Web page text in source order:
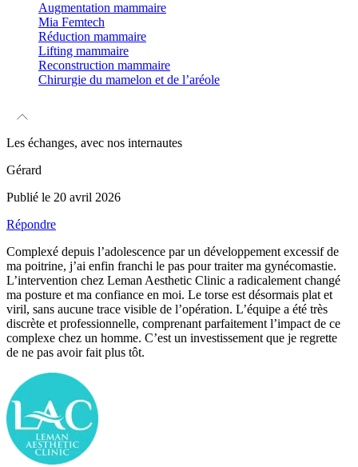
Augmentation mammaire
Mia Femtech
Réduction mammaire
Lifting mammaire
Reconstruction mammaire
Chirurgie du mamelon et de l’aréole
Les échanges, avec nos internautes
Gérard
Publié le 20 avril 2026
Répondre
Complexé depuis l’adolescence par un développement excessif de
ma poitrine, j’ai enfin franchi le pas pour traiter ma gynécomastie.
L’intervention chez Leman Aesthetic Clinic a radicalement changé
ma posture et ma confiance en moi. Le torse est désormais plat et
viril, sans aucune trace visible de l’opération. L’équipe a été très
discrète et professionnelle, comprenant parfaitement l’impact de ce
complexe chez un homme. C’est un investissement que je regrette
de ne pas avoir fait plus tôt.